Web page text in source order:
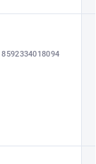
8592334018094